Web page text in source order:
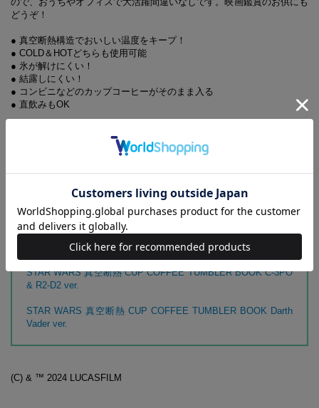
どうぞ！
● 真空断熱構造でおいしい温度をキープ！
● COLD＆HOTどちらも使用可能
● 氷が解けにくい！
● 結露しにくい！
● コンビニなどのカップコーヒーがそのまま入る
● 直飲みもOK
保温力は、40℃以上を1時間キープ。
検査条件はJIS S 2006：2019を準用。ただし飲み物の量の変化で、効
【同時発売のアイテムはこちらから】
STAR WARS 真空断熱 CUP COFFEE TUMBLER BOOK Luke
Skywalker ver.
STAR WARS 真空断熱 CUP COFFEE TUMBLER BOOK C-3PO
& R2-D2 ver.
STAR WARS 真空断熱 CUP COFFEE TUMBLER BOOK Darth
Vader ver.
(C) & ™ 2024 LUCASFILM